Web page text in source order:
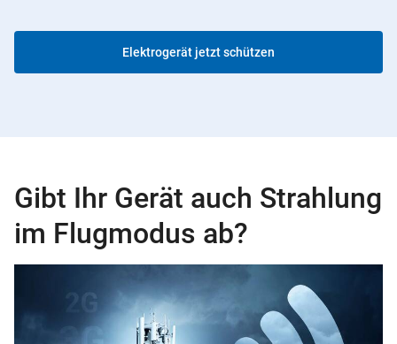
Elektrogerät jetzt schützen
Gibt Ihr Gerät auch Strahlung
im Flugmodus ab?